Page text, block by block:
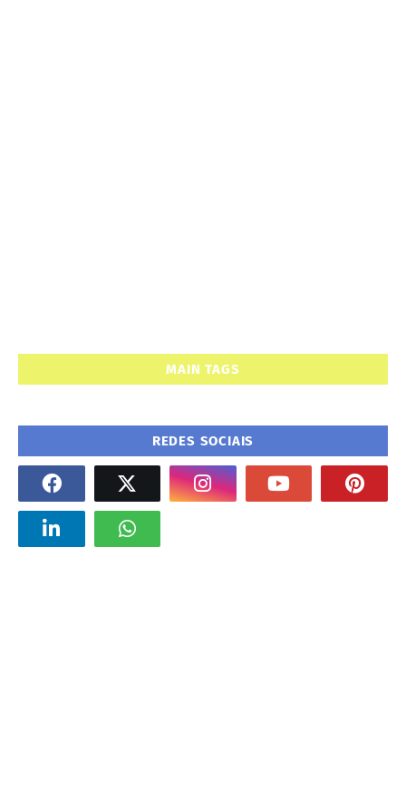
MAIN TAGS
REDES SOCIAIS